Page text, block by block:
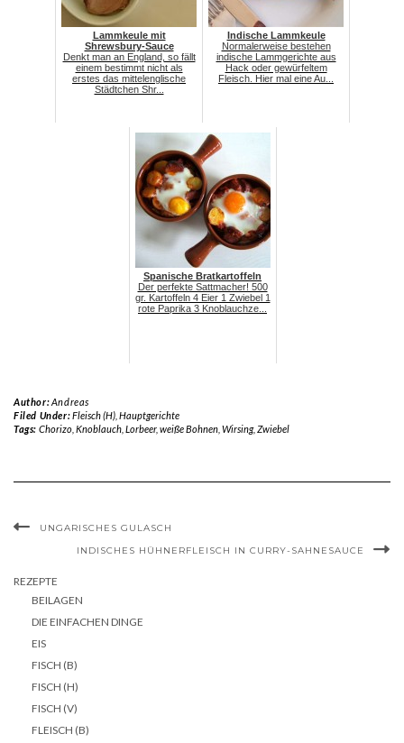
Lammkeule mit
Shrewsbury-Sauce
Denkt man an England, so fällt
einem bestimmt nicht als
erstes das mittelenglische
Städtchen Shr...
Indische Lammkeule
Normalerweise bestehen
indische Lammgerichte aus
Hack oder gewürfeltem
Fleisch. Hier mal eine Au...
Spanische Bratkartoffeln
Der perfekte Sattmacher! 500
gr. Kartoffeln 4 Eier 1 Zwiebel 1
rote Paprika 3 Knoblauchze...
Author:Andreas
Filed Under:Fleisch (H), Hauptgerichte
Tags: Chorizo, Knoblauch, Lorbeer, weiße Bohnen, Wirsing, Zwiebel
UNGARISCHES GULASCH
INDISCHES HÜHNERFLEISCH IN CURRY-SAHNESAUCE
REZEPTE
BEILAGEN
DIE EINFACHEN DINGE
EIS
FISCH (B)
FISCH (H)
FISCH (V)
FLEISCH (B)